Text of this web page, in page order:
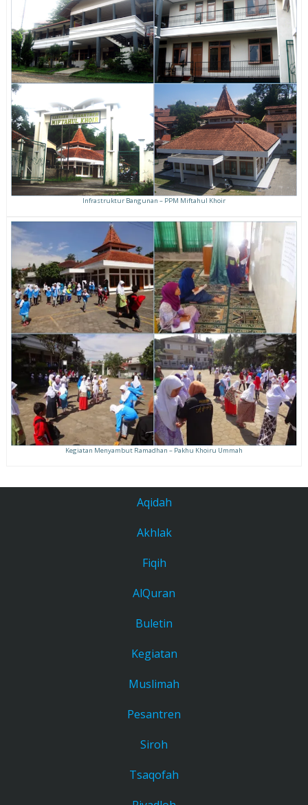
Infrastruktur Bangunan – PPM Miftahul Khoir
Kegiatan Menyambut Ramadhan – Pakhu Khoiru Ummah
Aqidah
Akhlak
Fiqih
AlQuran
Buletin
Kegiatan
Muslimah
Pesantren
Siroh
Tsaqofah